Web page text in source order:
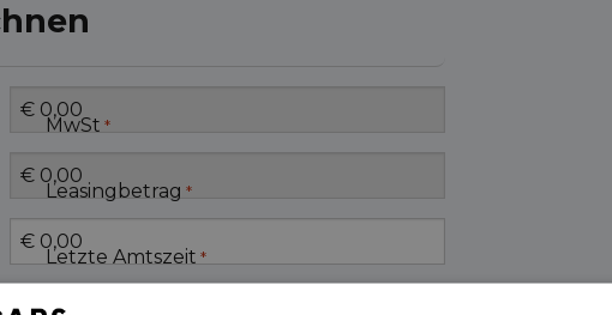
MwSt *
Leasingbetrag *
Letzte Amtszeit *